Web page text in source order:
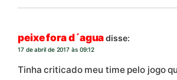
peixe fora d´aguadisse:
17 de abril de 2017 às 09:12
Tinha criticado meu time pelo jogo